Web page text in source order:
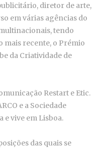
diretor de arte,
em várias agências do
tendo
mais recente, o Prémio
da Criatividade de
Restart e Etic.
e a Sociedade
e vive em Lisboa.
das quais se